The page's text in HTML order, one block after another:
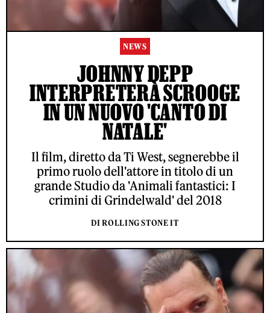
NEWS
JOHNNY DEPP
INTERPRETERÀ SCROOGE
IN UN NUOVO 'CANTO DI
NATALE'
Il film, diretto da Ti West, segnerebbe il
primo ruolo dell'attore in titolo di un
grande Studio da 'Animali fantastici: I
crimini di Grindelwald' del 2018
DI ROLLING STONE IT